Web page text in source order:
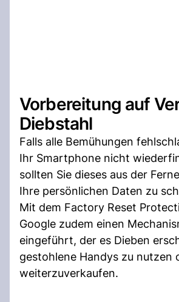
Vorbereitung auf
Diebstahl
Falls alle Bemühungen
Ihr Smartphone nicht
sollten Sie dieses aus der
Ihre persönlichen Daten zu
Mit dem Factory Reset
Google zudem einen
eingeführt, der es Dieben
gestohlene Handys zu nutzen
weiterzuverkaufen.